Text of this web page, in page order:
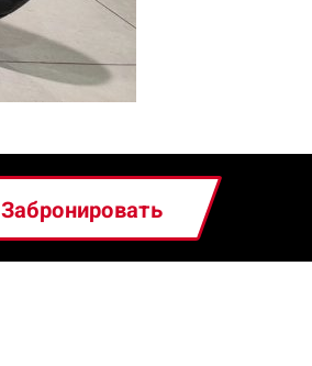
Забронировать